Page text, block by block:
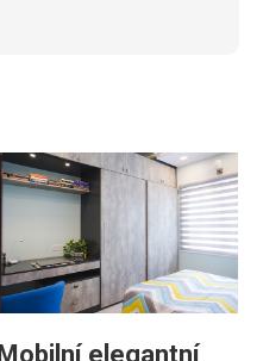
Mobilní elegantní